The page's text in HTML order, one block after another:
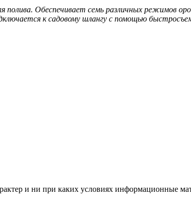
Обеспечивает семь различных режимов
к садовому шлангу с помощью
и ни при каких условиях информационные